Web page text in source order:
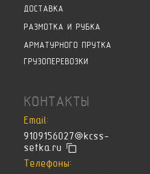
ДОСТАВКА
РАЗМОТКА И РУБКА
АРМАТУРНОГО ПРУТКА
ГРУЗОПЕРЕВОЗКИ
КОНТАКТЫ
Email:
9109156027@kcss-
setka.ru
Телефоны: